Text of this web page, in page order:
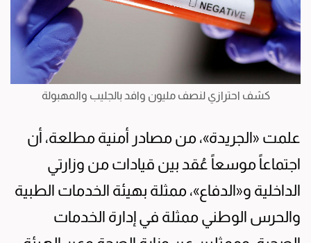
كشف احترازي لنصف مليون وافد بالجليب والمهبولة
علمت «الجريدة»، من مصادر أمنية مطلعة، أن
اجتماعاً موسعاً عُقد بين قيادات من وزارتي
الداخلية و«الدفاع»، ممثلة بهيئة الخدمات الطبية
والحرس الوطني ممثلة في إدارة الخدمات